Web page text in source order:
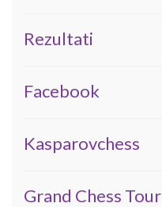
Rezultati
Facebook
Kasparovchess
Grand Chess Tour